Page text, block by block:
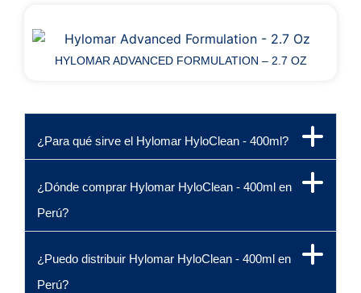
HYLOMAR ADVANCED FORMULATION – 2.7 OZ
¿Para qué sirve el Hylomar HyloClean - 400ml?
¿Dónde comprar Hylomar HyloClean - 400ml en
Perú?
¿Puedo distribuir Hylomar HyloClean - 400ml en
Perú?